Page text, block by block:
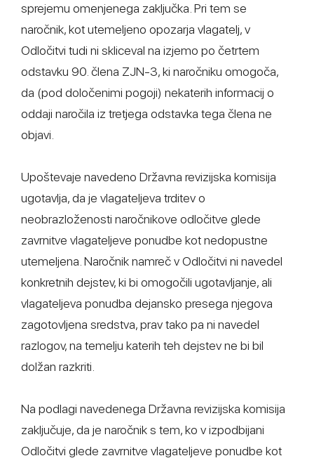
sprejemu omenjenega zaključka. Pri tem se
naročnik, kot utemeljeno opozarja vlagatelj, v
Odločitvi tudi ni skliceval na izjemo po četrtem
odstavku 90. člena ZJN-3, ki naročniku omogoča,
da (pod določenimi pogoji) nekaterih informacij o
oddaji naročila iz tretjega odstavka tega člena ne
objavi.
Upoštevaje navedeno Državna revizijska komisija
ugotavlja, da je vlagateljeva trditev o
neobrazloženosti naročnikove odločitve glede
zavrnitve vlagateljeve ponudbe kot nedopustne
utemeljena. Naročnik namreč v Odločitvi ni navedel
konkretnih dejstev, ki bi omogočili ugotavljanje, ali
vlagateljeva ponudba dejansko presega njegova
zagotovljena sredstva, prav tako pa ni navedel
razlogov, na temelju katerih teh dejstev ne bi bil
dolžan razkriti.
Na podlagi navedenega Državna revizijska komisija
zaključuje, da je naročnik s tem, ko v izpodbijani
Odločitvi glede zavrnitve vlagateljeve ponudbe kot